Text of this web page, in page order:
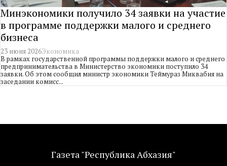
Минэкономики получило 34 заявки на участие
в программе поддержки малого и среднего
бизнеса
23 июня 2026Экономика
В рамках государственной программы поддержки малого и среднего
предпринимательства в Министерство экономики поступило 34
заявки. Об этом сообщил министр экономики Теймураз Миквабия на
заседании комисс...
Газета "Республика Абхазия"